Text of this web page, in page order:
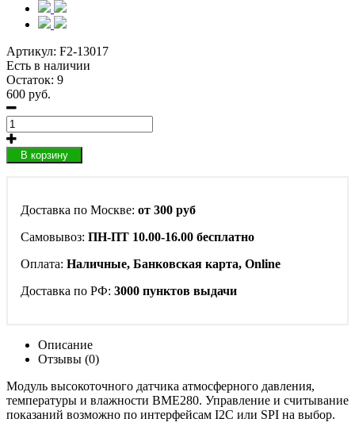
Артикул: F2-13017
Есть в наличии
Остаток: 9
600 руб.
В корзину
Доставка по Москве: от 300 руб
Самовывоз: ПН-ПТ 10.00-16.00 бесплатно
Оплата: Наличные, Банковская карта, Online
Доставка по РФ: 3000 пунктов выдачи
Описание
Отзывы (0)
Модуль высокоточного датчика атмосферного давления,
температуры и влажности BME280. Управление и считывание
показаний возможно по интерфейсам I2C или SPI на выбор.